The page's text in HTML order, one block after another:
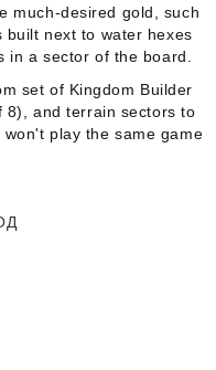
much-desired gold, such
next to water hexes
a sector of the board.
set of Kingdom Builder
8), and terrain sectors to
play the same game